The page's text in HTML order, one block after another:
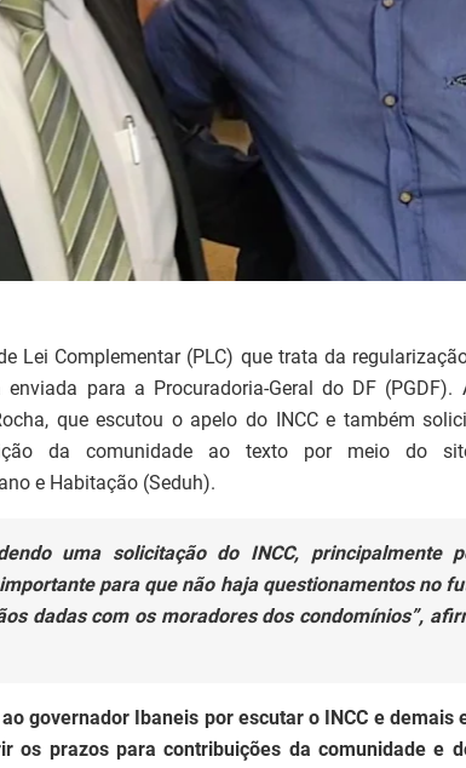
Lei Complementar (PLC) que trata da
para a Procuradoria-Geral do DF (PGDF).
que escutou o apelo do INCC e também
da comunidade ao texto por meio do
e Habitação (Seduh).
uma solicitação do INCC, principalmente
para que não haja questionamentos no
dadas com os moradores dos condomínios”,
governador Ibaneis por escutar o INCC e demais
os prazos para contribuições da comunidade e